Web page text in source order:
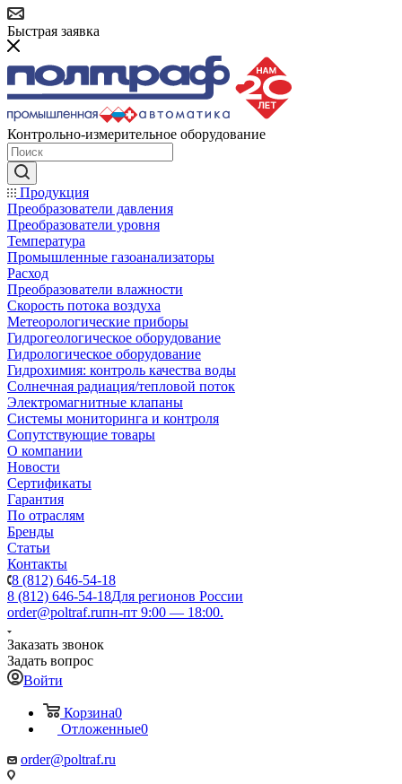
Быстрая заявка
Контрольно-измерительное оборудование
Продукция
Преобразователи давления
Преобразователи уровня
Температура
Промышленные газоанализаторы
Расход
Преобразователи влажности
Скорость потока воздуха
Метеорологические приборы
Гидрогеологическое оборудование
Гидрологическое оборудование
Гидрохимия: контроль качества воды
Солнечная радиация/тепловой поток
Электромагнитные клапаны
Системы мониторинга и контроля
Сопутствующие товары
О компании
Новости
Сертификаты
Гарантия
По отраслям
Бренды
Статьи
Контакты
8 (812) 646-54-18
8 (812) 646-54-18Для регионов России
order@poltraf.ruпн-пт 9:00 — 18:00.
Заказать звонок
Задать вопрос
Войти
Корзина0
Отложенные0
order@poltraf.ru